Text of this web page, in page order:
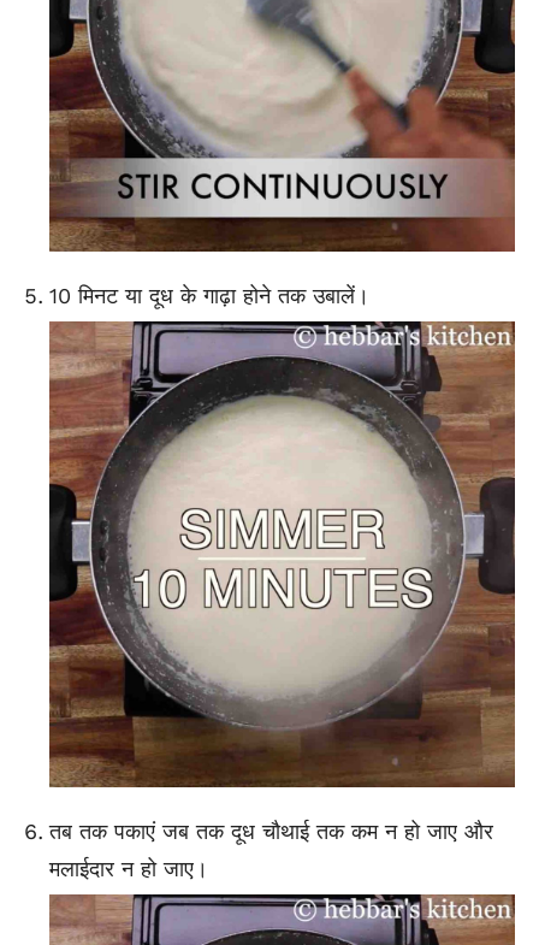
10 मिनट या दूध के गाढ़ा होने तक उबालें।
तब तक पकाएं जब तक दूध चौथाई तक कम न हो जाए और
मलाईदार न हो जाए।